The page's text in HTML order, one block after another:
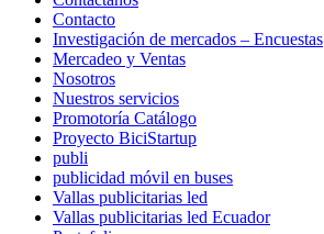
Contacto
Investigación de mercados – Encuestas
Mercadeo y Ventas
Nosotros
Nuestros servicios
Promotoría Catálogo
Proyecto BiciStartup
publi
publicidad móvil en buses
Vallas publicitarias led
Vallas publicitarias led Ecuador